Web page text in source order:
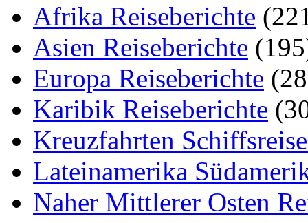
Afrika Reiseberichte
Asien Reiseberichte
Europa Reiseberichte
Karibik Reiseberichte
Kreuzfahrten
Lateinamerika
Naher Mittlerer Osten